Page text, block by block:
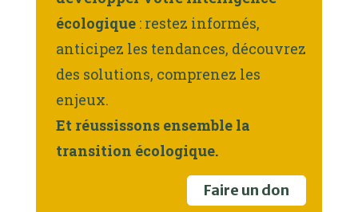
écologique : restez informés,
anticipez les tendances, découvrez
des solutions, comprenez les
enjeux.
Et réussissons ensemble la
transition écologique.
Faire un don